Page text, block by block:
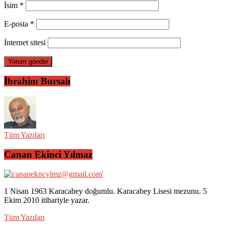
İsim *
E-posta *
İnternet sitesi
İbrahim Bursalı
Tüm Yazıları
Canan Ekinci Yılmaz
1 Nisan 1963 Karacabey doğumlu. Karacabey Lisesi mezunu. 5
Ekim 2010 itibariyle yazar.
Tüm Yazıları